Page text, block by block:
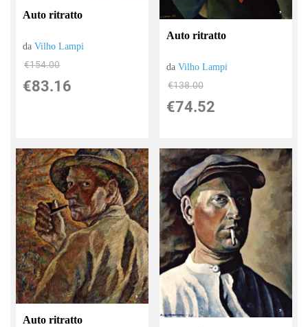
Auto ritratto
daVilho Lampi
€154.00
€83.16
Auto ritratto
daVilho Lampi
€138.00
€74.52
Auto ritratto